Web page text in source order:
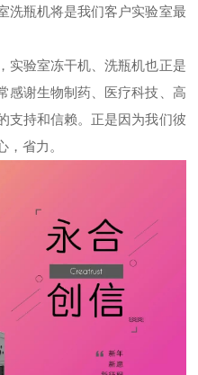
洗瓶机将是我们客户实验室最
实验室冻干机、洗瓶机也正是
感谢生物制药、医疗科技、高
支持和信赖。正是因为我们彼
省力。